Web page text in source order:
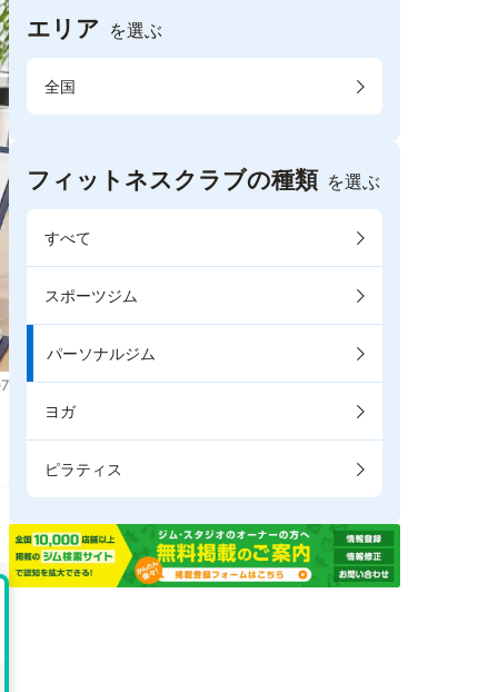
エリア を選ぶ
全国
フィットネスクラブの種類 を選ぶ
すべて
スポーツジム
パーソナルジム
ヨガ
ピラティス